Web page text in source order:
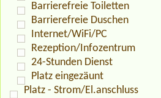
Barrierefreie Toiletten
Barrierefreie Duschen
Internet/WiFi/PC
Rezeption/Infozentrum
24-Stunden Dienst
Platz eingezäunt
Platz - Strom/El.anschluss